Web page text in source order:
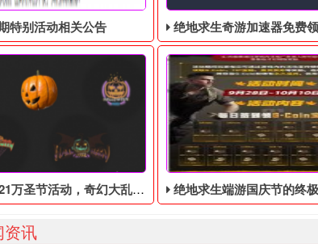
特别活动相关公告 绝地求生奇游加速器免费领7天VIP，
动，奇幻大乱斗回归，还有新皮肤和新地图 绝地求生端游国庆节的终极白嫖活动，活动的时间是
资讯